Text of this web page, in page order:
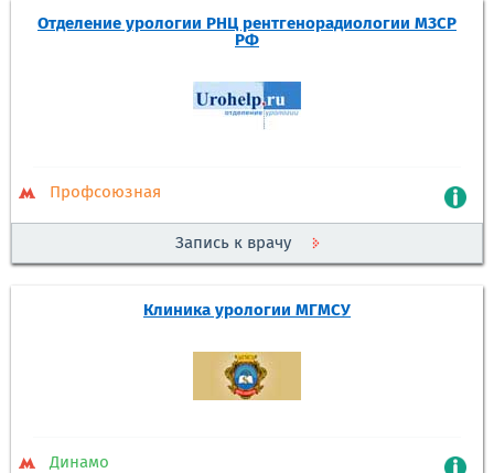
Отделение урологии РНЦ рентгенорадиологии МЗСР
РФ
Профсоюзная
Запись к врачу
Клиника урологии МГМСУ
Динамо